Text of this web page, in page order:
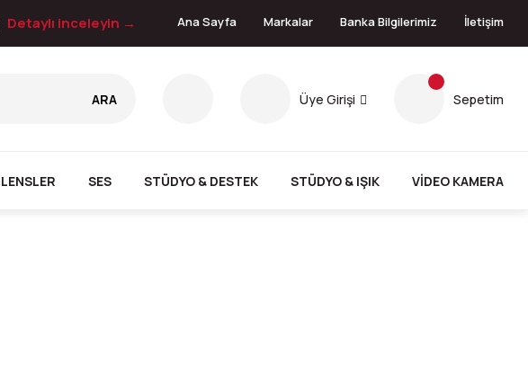
Detaylı inceleyin → Ana Sayfa Markalar Banka Bilgilerimiz İletişim
ARA Üye Girişi Sepetim
LENSLER SES STÜDYO & DESTEK STÜDYO & IŞIK VİDEO KAMERA